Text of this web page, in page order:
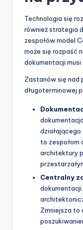
Technologia się
również strategia
zespołów model
może się rozpaść
dokumentacji
Zastanów się nad
długoterminowej
działającego
to zespołom
architektury
Centralny
Zmniejsza to